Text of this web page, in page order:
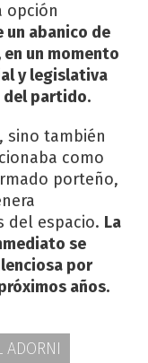
opción
abanico de
un momento
y legislativa
del partido.
sino también
como
porteño,
del espacio. La
se
por
años.
ADORNI